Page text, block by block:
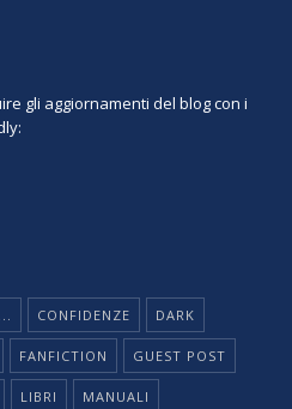
gli aggiornamenti del blog con i
CONFIDENZE DARK
FANFICTION GUEST POST
LIBRI MANUALI